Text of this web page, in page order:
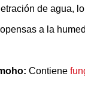
de agua,
a la
Contiene